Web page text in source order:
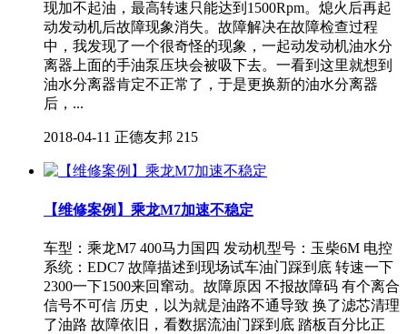
现加不起油，最高转速只能达到1500Rpm。熄火后再起
动发动机后故障现象消失。故障解决在故障检查过程
中，我发现了一个很奇怪的现象，一起动发动机油水分
离器上面的手油泵压块会被吸下去。一看到这里就想到
油水分离器肯定不正常了，于是更换新的油水分离器
后，...
2018-04-11 正德友邦 215
【维修案例】乘龙M7加速不稳定
车型：乘龙M7 400马力国四 发动机型号：玉柴6M 电控
系统：EDC7 故障描述到现场试车油门踩到底 转速一下
2300一下1500来回窜动。故障原因 不报故障码 有个离合
信号不可信 历史，以为就是油路不通导致 换了滤芯清理
了油路 故障依旧，看数据流油门踩到底 踏板百分比正